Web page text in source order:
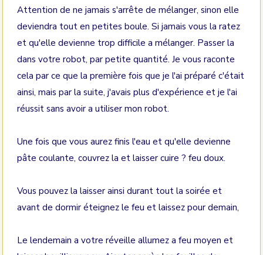
Attention de ne jamais s'arrête de mélanger, sinon elle
deviendra tout en petites boule. Si jamais vous la ratez
et qu'elle devienne trop difficile a mélanger. Passer la
dans votre robot, par petite quantité. Je vous raconte
cela par ce que la première fois que je l'ai préparé c'était
ainsi, mais par la suite, j'avais plus d'expérience et je l'ai
réussit sans avoir a utiliser mon robot.
Une fois que vous aurez finis l'eau et qu'elle devienne
pâte coulante, couvrez la et laisser cuire ? feu doux.
Vous pouvez la laisser ainsi durant tout la soirée et
avant de dormir éteignez le feu et laissez pour demain,
Le lendemain a votre réveille allumez a feu moyen et